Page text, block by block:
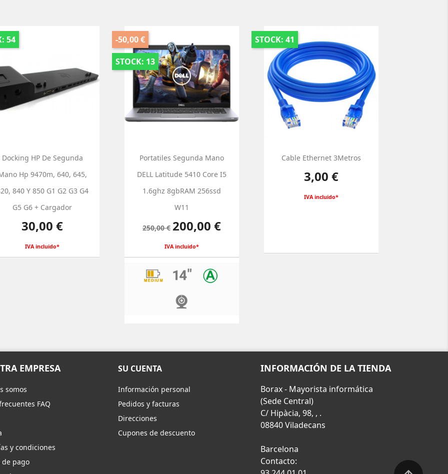
54
Docking HP De Segunda
Hp 9470m, 640, 645,
840 Y 850 G1 G2 G3 G4
G5 G6 + Cargador
Precio
30,00 €
IVA incluido*
-50,00 €
STOCK: 13
Portatiles Segunda Mano
DELL Latitude 5410 Core I5
1.6ghz 8gbRAM 256ssd
W11
Precio base
250,00 € Precio
200,00 €
IVA incluido*
STOCK: 41
Cable Ethernet 3Metros
Precio
3,00 €
IVA incluido*
EMPRESA
somos
FAQ
y condiciones
de pago
SU CUENTA
Información personal
Pedidos y facturas
Direcciones
Cupones de descuento
INFORMACIÓN DE LA TIENDA
Borax - Mayorista informática
(Sede Central)
C/ Hipàcia, 98, , .
08840 Viladecans
Barcelona
Contacto: